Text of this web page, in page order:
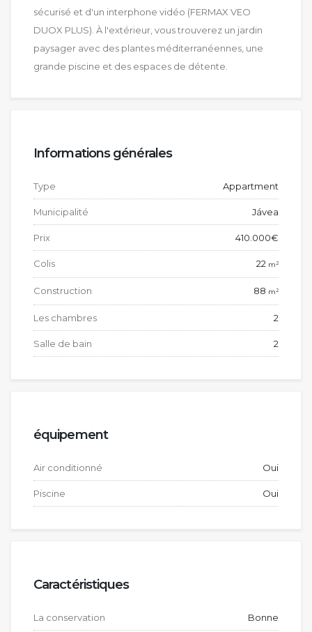
sécurisé et d'un interphone vidéo (FERMAX VEO
DUOX PLUS). À l'extérieur, vous trouverez un jardin
paysager avec des plantes méditerranéennes, une
grande piscine et des espaces de détente.
Informations générales
Type Appartment
Municipalité Jávea
Prix 410.000€
Colis 22 m2
Construction 88 m2
Les chambres 2
Salle de bain 2
équipement
Air conditionné Oui
Piscine Oui
Caractéristiques
La conservation Bonne